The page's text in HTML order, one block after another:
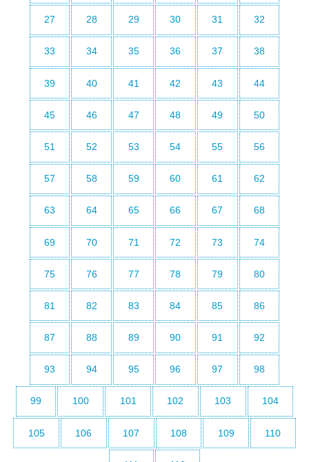
27 28 29 30 31 32
33 34 35 36 37 38
39 40 41 42 43 44
45 46 47 48 49 50
51 52 53 54 55 56
57 58 59 60 61 62
63 64 65 66 67 68
69 70 71 72 73 74
75 76 77 78 79 80
81 82 83 84 85 86
87 88 89 90 91 92
93 94 95 96 97 98
99 100 101 102 103 104
105 106 107 108 109 110